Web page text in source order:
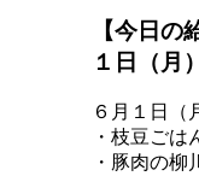
【今日の
１日（月
６月１日（
・枝豆ごは
・豚肉の柳